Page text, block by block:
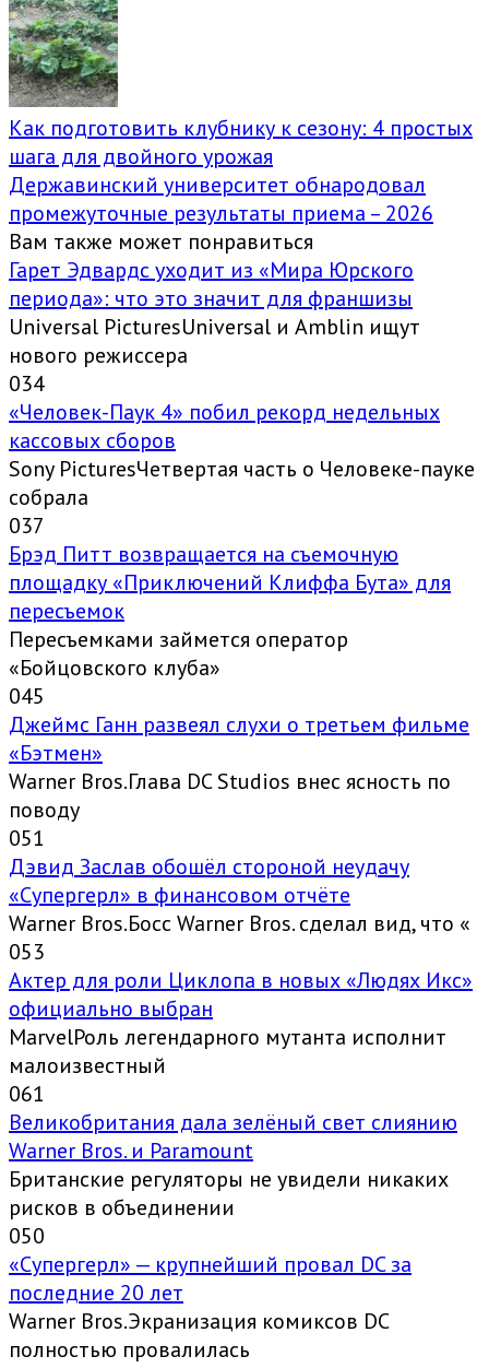
Как подготовить клубнику к сезону: 4 простых
шага для двойного урожая
Державинский университет обнародовал
промежуточные результаты приема – 2026
Вам также может понравиться
Гарет Эдвардс уходит из «Мира Юрского
периода»: что это значит для франшизы
Universal PicturesUniversal и Amblin ищут
нового режиссера
034
«Человек-Паук 4» побил рекорд недельных
кассовых сборов
Sony PicturesЧетвертая часть о Человеке-пауке
собрала
037
Брэд Питт возвращается на съемочную
площадку «Приключений Клиффа Бута» для
пересъемок
Пересъемками займется оператор
«Бойцовского клуба»
045
Джеймс Ганн развеял слухи о третьем фильме
«Бэтмен»
Warner Bros.Глава DC Studios внес ясность по
поводу
051
Дэвид Заслав обошёл стороной неудачу
«Супергерл» в финансовом отчёте
Warner Bros.Босс Warner Bros. сделал вид, что «
053
Актер для роли Циклопа в новых «Людях Икс»
официально выбран
MarvelРоль легендарного мутанта исполнит
малоизвестный
061
Великобритания дала зелёный свет слиянию
Warner Bros. и Paramount
Британские регуляторы не увидели никаких
рисков в объединении
050
«Супергерл» — крупнейший провал DC за
последние 20 лет
Warner Bros.Экранизация комиксов DC
полностью провалилась